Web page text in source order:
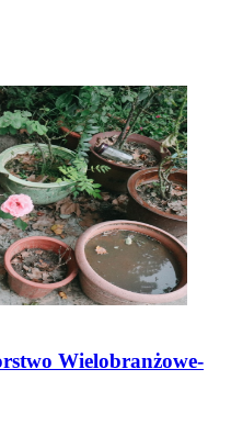
Wielobranżowe-